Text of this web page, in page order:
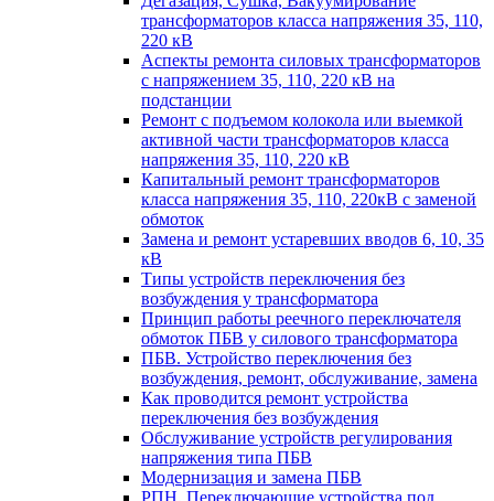
трансформаторов класса напряжения 35, 110,
220 кВ
Аспекты ремонта силовых трансформаторов
с напряжением 35, 110, 220 кВ на
подстанции
Ремонт с подъемом колокола или выемкой
активной части трансформаторов класса
напряжения 35, 110, 220 кВ
Капитальный ремонт трансформаторов
класса напряжения 35, 110, 220кВ с заменой
обмоток
Замена и ремонт устаревших вводов 6, 10, 35
кВ
Типы устройств переключения без
возбуждения у трансформатора
Принцип работы реечного переключателя
обмоток ПБВ у силового трансформатора
ПБВ. Устройство переключения без
возбуждения, ремонт, обслуживание, замена
Как проводится ремонт устройства
переключения без возбуждения
Обслуживание устройств регулирования
напряжения типа ПБВ
Модернизация и замена ПБВ
РПН. Переключающие устройства под